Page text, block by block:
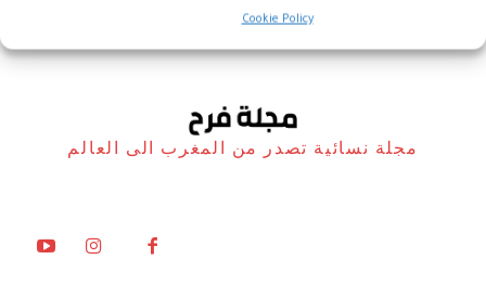
Cookie Policy
مجلة نسائية تصدر من المغرب الى العالم